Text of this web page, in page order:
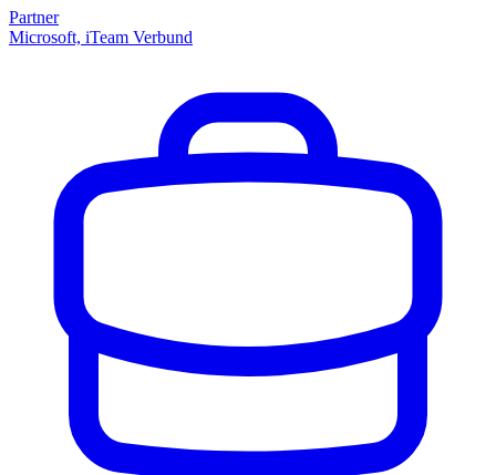
Partner
Microsoft, iTeam Verbund